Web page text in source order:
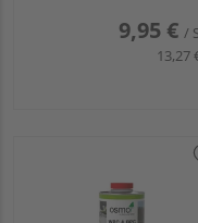
9,95 € /
13,27